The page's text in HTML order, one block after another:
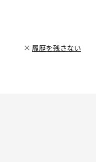
履歴を残さない